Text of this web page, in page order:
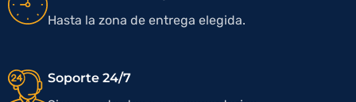
Hasta la zona de entrega elegida.
Soporte 24/7